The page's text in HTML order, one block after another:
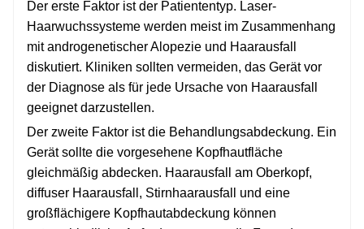
Der erste Faktor ist der Patiententyp. Laser-
Haarwuchssysteme werden meist im Zusammenhang
mit androgenetischer Alopezie und Haarausfall
diskutiert. Kliniken sollten vermeiden, das Gerät vor
der Diagnose als für jede Ursache von Haarausfall
geeignet darzustellen.
Der zweite Faktor ist die Behandlungsabdeckung. Ein
Gerät sollte die vorgesehene Kopfhautfläche
gleichmäßig abdecken. Haarausfall am Oberkopf,
diffuser Haarausfall, Stirnhaarausfall und eine
großflächigere Kopfhautabdeckung können